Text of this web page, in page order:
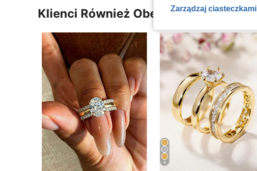
Klienci Również Obejrzeli
6
Zarządzaj ciasteczkami